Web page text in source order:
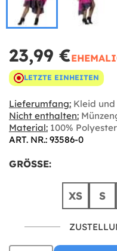
23,99 €
LETZTE EINHEITEN
Lieferumfang: Kleid
Nicht enthalten:
Material: 100% Polyester
ART. NR.: 93586-0
GRÖSSE:
XS S